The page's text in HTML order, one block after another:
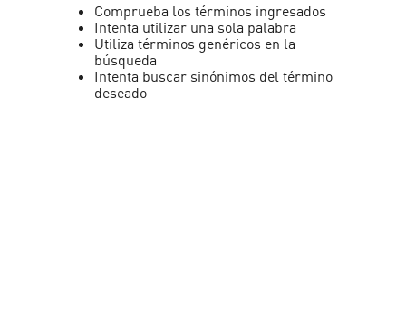
Comprueba los términos ingresados
Intenta utilizar una sola palabra
Utiliza términos genéricos en la
búsqueda
Intenta buscar sinónimos del término
deseado